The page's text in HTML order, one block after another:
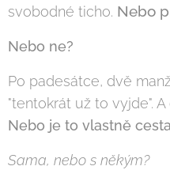
svobodné ticho. Nebo
Nebo ne?
Po padesátce, dvě
"tentokrát už to vyjde".
Nebo je to vlastně
Sama, nebo s někým?